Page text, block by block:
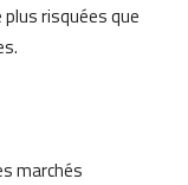
risquées que
marchés